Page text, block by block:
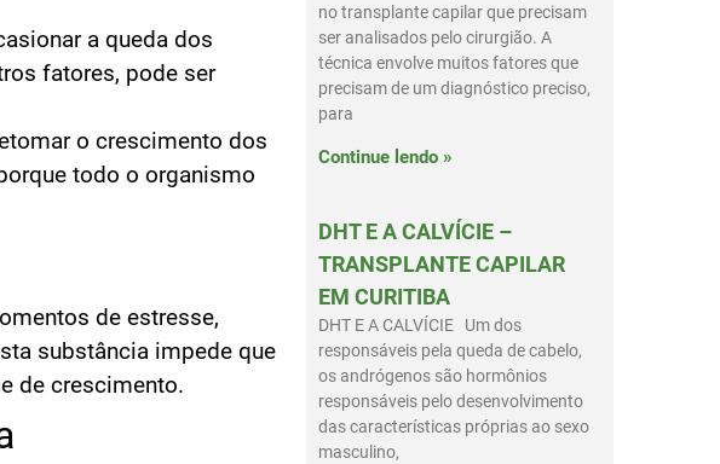
a queda dos
fatores, pode ser
o crescimento dos
todo o organismo
de estresse,
substância impede que
de crescimento.
no transplante capilar que precisam
ser analisados pelo cirurgião. A
técnica envolve muitos fatores que
precisam de um diagnóstico preciso,
para
Continue lendo »
DHT E A CALVÍCIE –
TRANSPLANTE CAPILAR
EM CURITIBA
DHT E A CALVÍCIE Um dos
responsáveis pela queda de cabelo,
os andrógenos são hormônios
responsáveis pelo desenvolvimento
das características próprias ao sexo
masculino,